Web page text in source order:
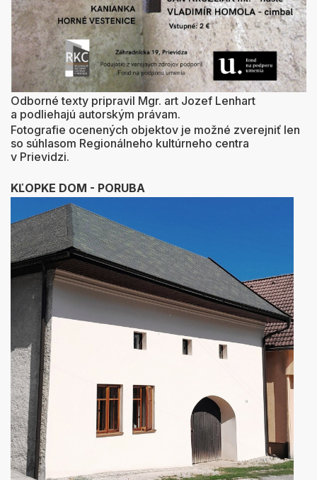
Odborné texty pripravil Mgr. art Jozef Lenhart
a podliehajú autorským právam.
Fotografie ocenených objektov je možné zverejniť len
so súhlasom Regionálneho kultúrneho centra
v Prievidzi.
KĽOPKE DOM - PORUBA